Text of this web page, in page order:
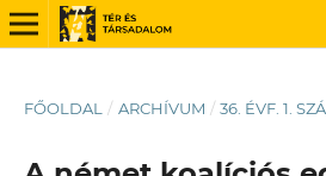
FŐOLDAL / ARCHÍVUM / 36. ÉVF. 1.